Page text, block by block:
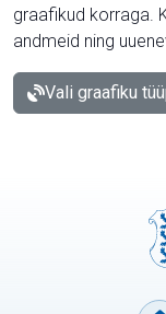
graafikud korraga.
andmeid ning
Vali graafiku